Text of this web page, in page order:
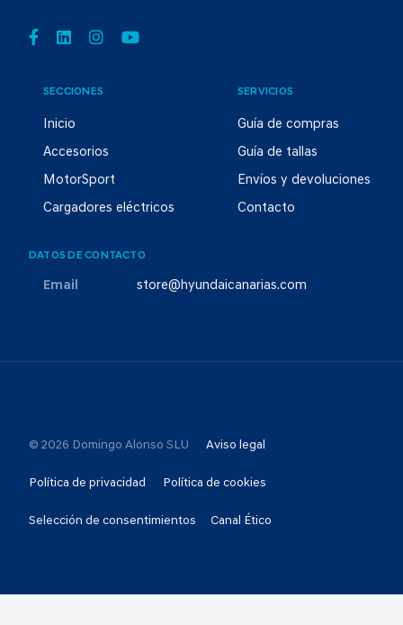
SECCIONES
Inicio
Accesorios
MotorSport
Cargadores eléctricos
SERVICIOS
Guía de compras
Guía de tallas
Envíos y devoluciones
Contacto
DATOS DE CONTACTO
Email store@hyundaicanarias.com
© 2026 Domingo Alonso SLU Aviso legal
Política de privacidad Política de cookies
Selección de consentimientos Canal Ético